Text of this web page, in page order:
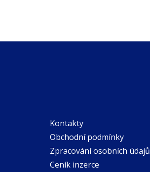
Kontakty
Obchodní podmínky
Zpracování osobních údajů
Ceník inzerce